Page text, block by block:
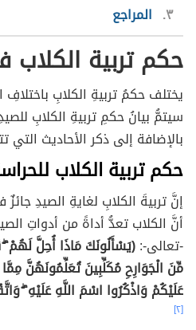
٣ المراجع
حكم تربية الكلاب
يختلف حكمُ تربيةِ الكلابِ
سيتمُّ بيانُ حكمِ تربيةِ الكلابِ
بالإضافة إلى ذكر الأحاديث التي
حكم تربية الكلاب
إنَّ تربيةَ الكلابِ لغايةِ الصيدِ
أنَّ الكلاب تعدُّ أداةً من أدواتِ
-تعالى-:(يَسْأَلُونَكَ مَاذَا أُحِلَّ لَهُمْ
مِّنَ الْجَوَارِحِ مُكَلِّبِينَ تُعَلِّمُونَهُنَّ
عَلَيْكُمْ وَاذْكُرُوا اسْمَ اللَّهِ عَلَيْهِ
[٢]